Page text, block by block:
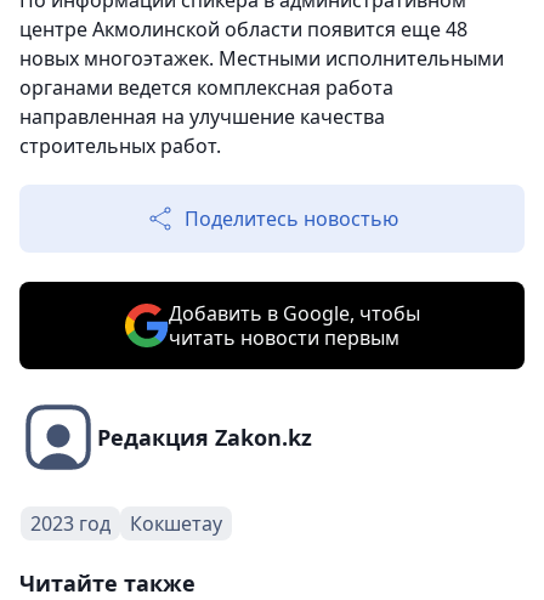
центре Акмолинской области появится еще 48
новых многоэтажек. Местными исполнительными
органами ведется комплексная работа
направленная на улучшение качества
строительных работ.
Поделитесь новостью
Добавить в Google, чтобы
читать новости первым
Редакция Zakon.kz
2023 год Кокшетау
Читайте также